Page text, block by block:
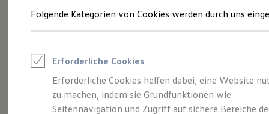
Junge Gebrauchtwagen und Gebrauchtwagen
Saisonangebote
Leasing
Leasing-Angebote
Gebrauchtwagen Leasing
Junge Gebrauchtwagen-Leasing
Ihr Begleiter für Alltag
Folgende Kategorien von Cookies werden durch uns
Erforderliche Cookies
Erforderliche Cookies helfen dabei, eine Website
zu machen, indem sie Grundfunktionen wie
Seitennavigation und Zugriff auf sichere Bereiche